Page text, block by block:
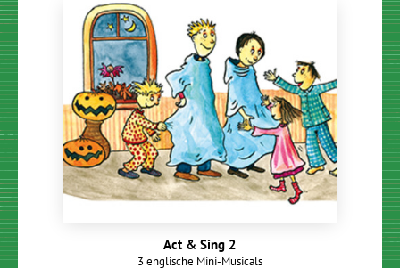
Act & Sing 2
3 englische Mini-Musicals